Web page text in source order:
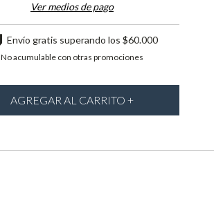
Ver medios de pago
Envío gratis superando los $60.000
No acumulable con otras promociones